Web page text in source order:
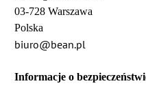
03-728 Warszawa
Polska
biuro@bean.pl
Informacje o